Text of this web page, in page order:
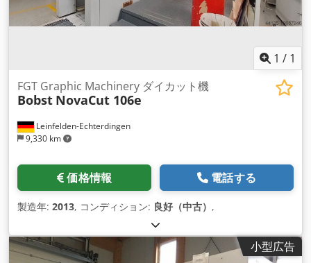
1 / 1
Leinfelden-Echterdingen
9,330 km
FGT Graphic Machinery ダイカット機
Bobst NovaCut 106e
価格情報 電話する
製造年: 2013, コンディション: 良好（中古） ,
小型広告